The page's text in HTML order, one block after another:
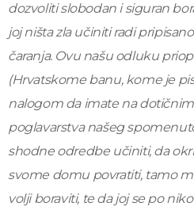
dozvoliti slobodan i siguran
joj ništa zla učiniti radi
čaranja. Ovu našu odluku
(Hrvatskome banu, kome je
nalogom da imate na
poglavarstva našeg
shodne odredbe učiniti, da
svome domu povratiti, tamo
volji boraviti, te da joj se po